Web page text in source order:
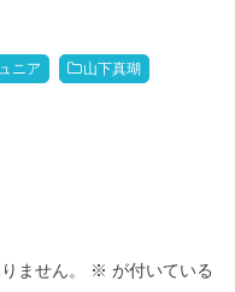
ニア 山下真瑚
ません。 ※ が付いている